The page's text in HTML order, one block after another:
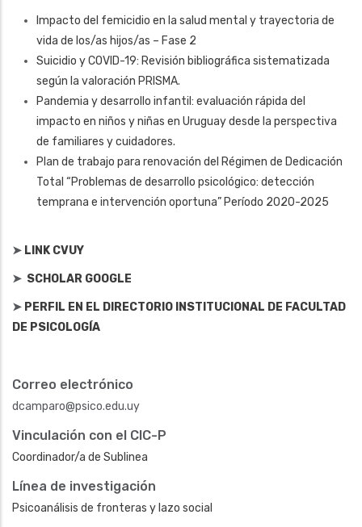
Impacto del femicidio en la salud mental y trayectoria de
vida de los/as hijos/as – Fase 2
Suicidio y COVID-19: Revisión bibliográfica sistematizada
según la valoración PRISMA.
Pandemia y desarrollo infantil: evaluación rápida del
impacto en niños y niñas en Uruguay desde la perspectiva
de familiares y cuidadores.
Plan de trabajo para renovación del Régimen de Dedicación
Total “Problemas de desarrollo psicológico: detección
temprana e intervención oportuna” Período 2020-2025
➤ LINK CVUY
➤ SCHOLAR GOOGLE
➤ PERFIL EN EL DIRECTORIO INSTITUCIONAL DE FACULTAD
DE PSICOLOGÍA
Correo electrónico
dcamparo@psico.edu.uy
Vinculación con el CIC-P
Coordinador/a de Sublinea
Línea de investigación
Psicoanálisis de fronteras y lazo social